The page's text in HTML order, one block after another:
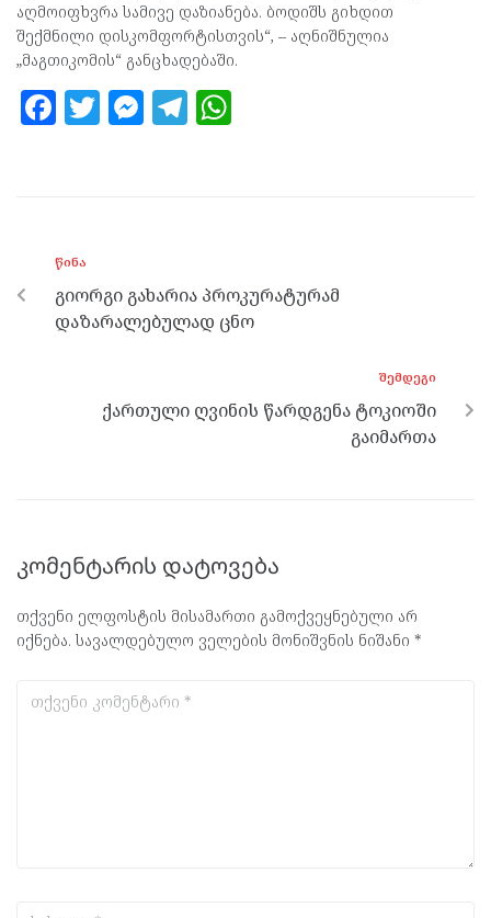
აღმოიფხვრა სამივე დაზიანება. ბოდიშს გიხდით
შექმნილი დისკომფორტისთვის“, – აღნიშნულია
„მაგთიკომის“ განცხადებაში.
F
o
o
k
T M
er
T
m p
p
ᲬᲘᲜᲐ
გიორგი გახარია პროკურატურამ
დაზარალებულად ცნო
ᲨᲔᲛᲓᲔᲒᲘ
ქართული ღვინის წარდგენა ტოკიოში
გაიმართა
კომენტარის დატოვება
თქვენი ელფოსტის მისამართი გამოქვეყნებული არ
იქნება. სავალდებულო ველების მონიშვნის ნიშანი *